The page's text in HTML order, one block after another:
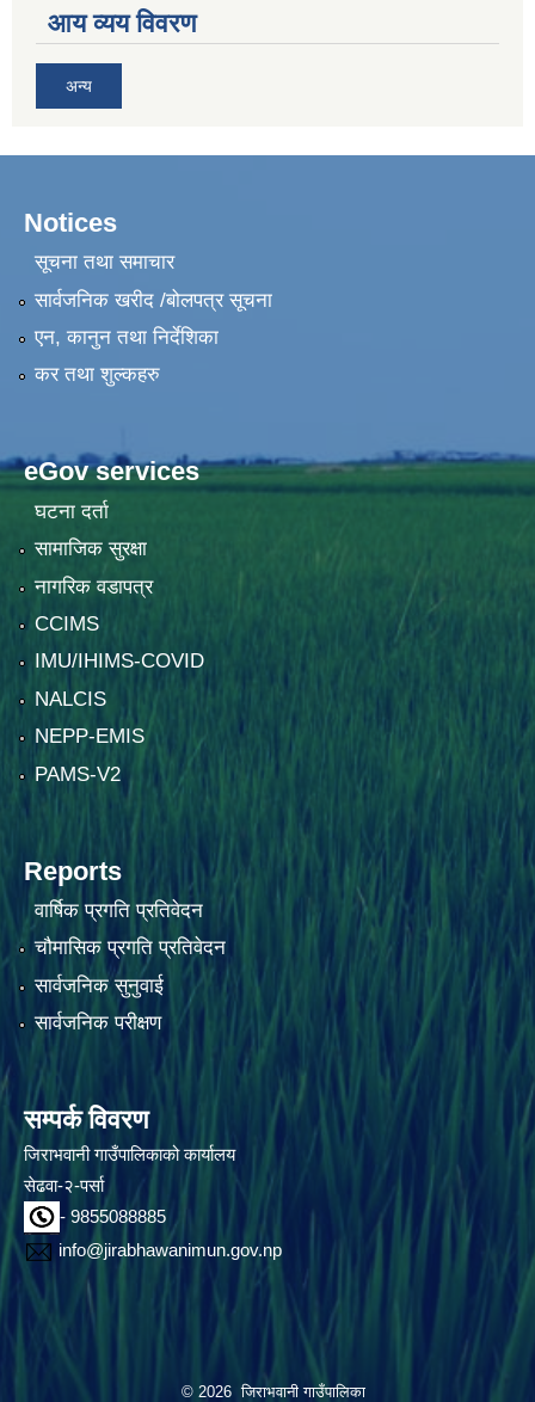
आय व्यय विवरण
अन्य
Notices
सूचना तथा समाचार
सार्वजनिक खरीद /बोलपत्र सूचना
एन, कानुन तथा निर्देशिका
कर तथा शुल्कहरु
eGov services
घटना दर्ता
सामाजिक सुरक्षा
नागरिक वडापत्र
CCIMS
IMU/IHIMS-COVID
NALCIS
NEPP-EMIS
PAMS-V2
Reports
वार्षिक प्रगति प्रतिवेदन
चौमासिक प्रगति प्रतिवेदन
सार्वजनिक सुनुवाई
सार्वजनिक परीक्षण
सम्पर्क विवरण
जिराभवानी गाउँपालिकाको कार्यालय
सेढवा-२-पर्सा
- 9855088885
info@jirabhawanimun.gov.np
© 2026 जिराभवानी गाउँपालिका